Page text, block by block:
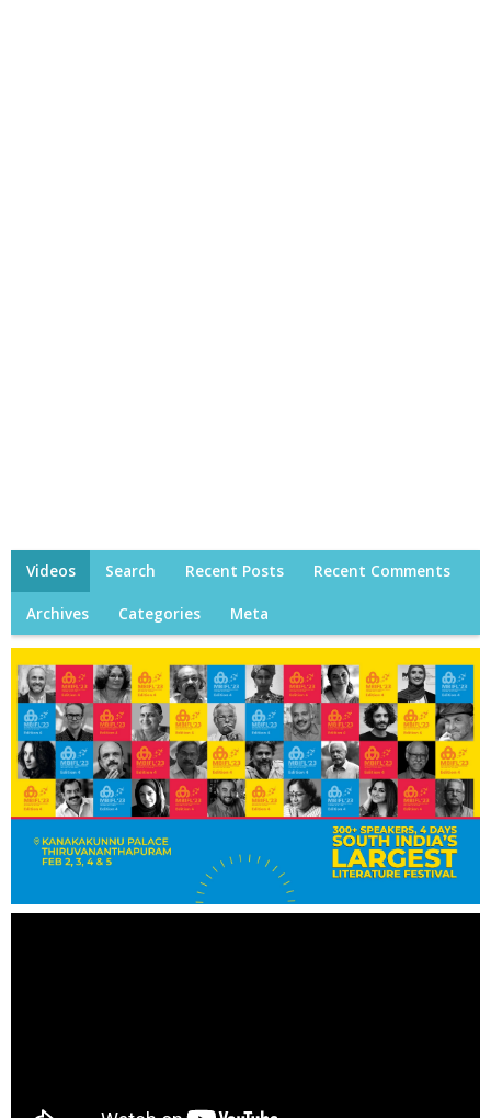
Videos Search Recent Posts Recent Comments
Archives Categories Meta